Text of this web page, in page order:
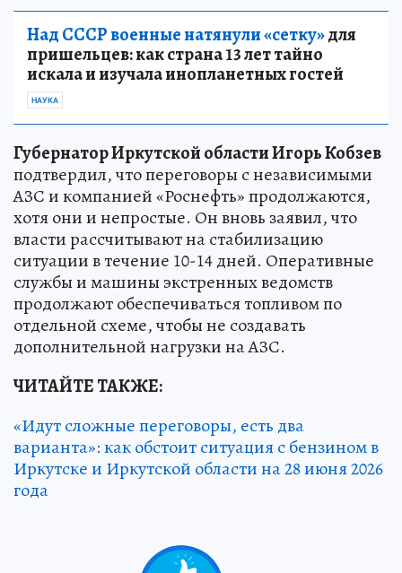
Над СССР военные натянули «сетку»для
пришельцев: как страна 13 лет тайно
искала и изучала инопланетных гостей
НАУКА
Губернатор Иркутской области Игорь Кобзев
подтвердил, что переговоры с независимыми
АЗС и компанией «Роснефть» продолжаются,
хотя они и непростые. Он вновь заявил, что
власти рассчитывают на стабилизацию
ситуации в течение 10-14 дней. Оперативные
службы и машины экстренных ведомств
продолжают обеспечиваться топливом по
отдельной схеме, чтобы не создавать
дополнительной нагрузки на АЗС.
ЧИТАЙТЕ ТАКЖЕ:
«Идут сложные переговоры, есть два
варианта»: как обстоит ситуация с бензином в
Иркутске и Иркутской области на 28 июня 2026
года